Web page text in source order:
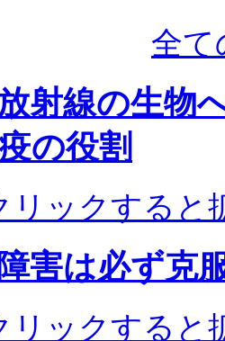
全て
射線の生物
の役割
害は必ず克